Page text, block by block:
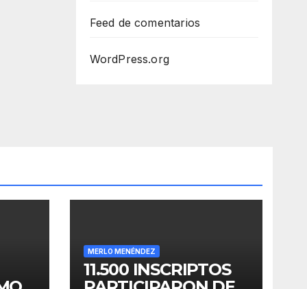
Feed de comentarios
WordPress.org
MERLO MENÉNDEZ
11.500 INSCRIPTOS